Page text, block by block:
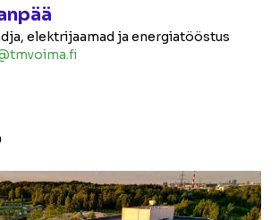
elektrijaamad ja energiatööstus